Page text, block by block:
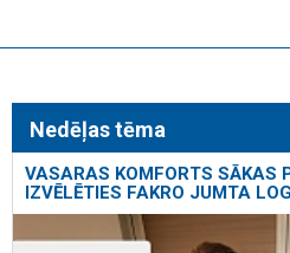
Nedēļas tēma
VASARAS KOMFORTS SĀKAS
IZVĒLĒTIES FAKRO JUMTA